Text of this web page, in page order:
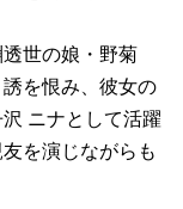
世の娘・野菊
を恨み、彼女の
ニナとして活躍
を演じながらも